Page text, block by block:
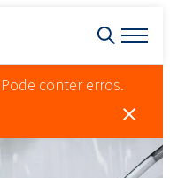
conter erros.